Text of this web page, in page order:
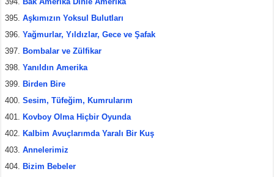
Aşkımızın Yoksul Bulutları
Yağmurlar, Yıldızlar, Gece ve Şafak
Bombalar ve Zülfikar
Yanıldın Amerika
Birden Bire
Sesim, Tüfeğim, Kumrularım
Kovboy Olma Hiçbir Oyunda
Kalbim Avuçlarımda Yaralı Bir Kuş
Annelerimiz
Bizim Bebeler